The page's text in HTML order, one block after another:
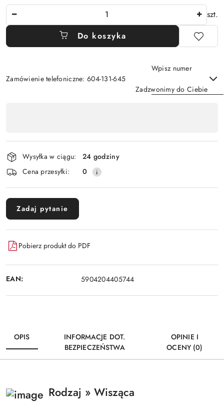
szt.
Do koszyka
Zamówienie telefoniczne: 604-131-645
Wpisz numer
Zadzwonimy do Ciebie
płatność
i
dostawa
Wysyłka w ciągu:
24 godziny
Cena przesyłki:
0
Zadaj pytanie
Pobierz produkt do PDF
EAN: 5904204405744
OPIS
INFORMACJE DOT.
BEZPIECZEŃSTWA
OPINIE I
OCENY (0)
Rodzaj » Wisząca